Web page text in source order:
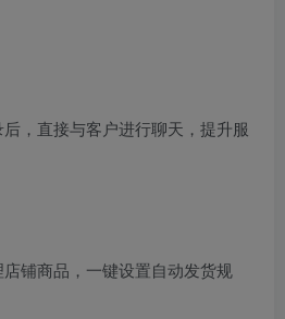
后，直接与客户进行聊天，提升服
店铺商品，一键设置自动发货规